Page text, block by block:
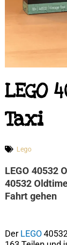
LEGO
Taxi
Lego
LEGO 40532
40532
Fahrt gehen
Der LEGO